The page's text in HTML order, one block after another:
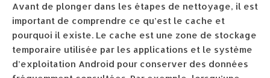
Avant de plonger dans les étapes de nettoyage, il est
important de comprendre ce qu’est le cache et
pourquoi il existe. Le cache est une zone de stockage
temporaire utilisée par les applications et le système
d’exploitation Android pour conserver des données